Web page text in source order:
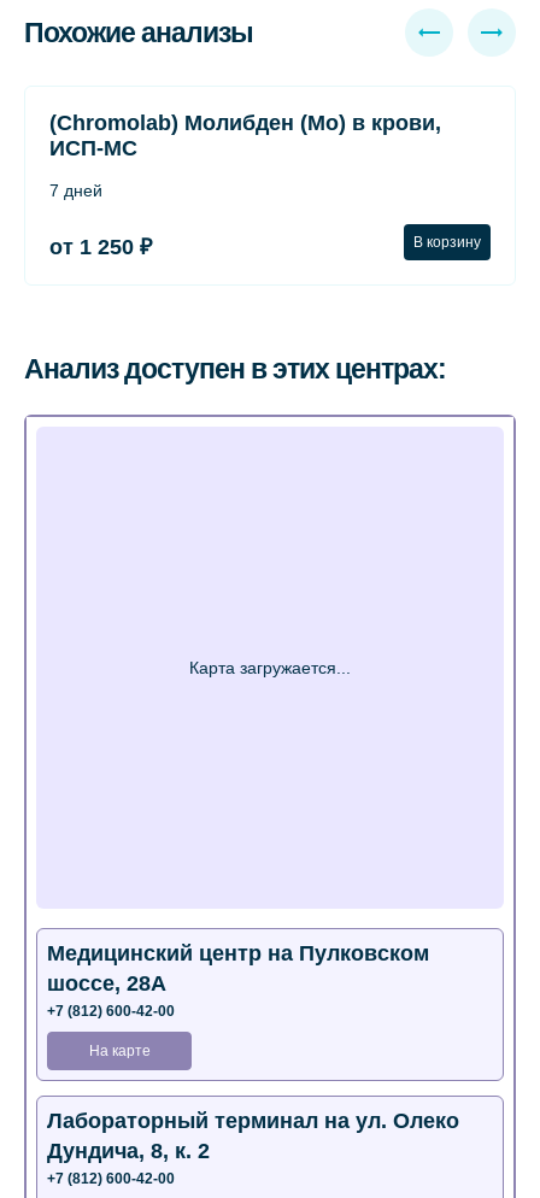
Похожие анализы
(Chromolab) Молибден (Mo) в крови,
ИСП-МС
7 дней
от 1 250 ₽ В корзину
Анализ доступен в этих центрах:
Медицинский центр на Пулковском
шоссе, 28А
+7 (812) 600-42-00
На карте
Лабораторный терминал на ул. Олеко
Дундича, 8, к. 2
+7 (812) 600-42-00